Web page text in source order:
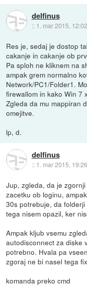
delfinus
:: 1. mar 2015, 12:02
Res je, sedaj je dostop
cakanje in cakanje ob
Pa sploh ne kliknem na
ampak grem normalno
Network/PC1/Folder1.
firewallom in kako Win 7
Zgleda da mu mappiran
omejitve.
lp, d.
delfinus
:: 1. mar 2015, 19:26
Jup, zgleda, da je
zacetku ob loginu,
30s potrebuje, da
tega nisem opazil, ker
Ampak kljub vsemu
autodisconnect za diske
potrebno. Hvala pa
zgoraj ne bi nasel tega
komanda preko cmd